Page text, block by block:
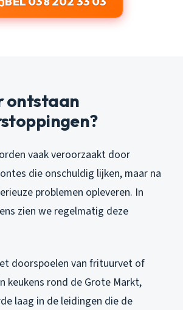
ontstaan
vaak veroorzaakt door
die onschuldig lijken, maar na
problemen opleveren. In
zien we regelmatig deze
doorspoelen van frituurvet of
keukens rond de Grote Markt,
laag in de leidingen die de